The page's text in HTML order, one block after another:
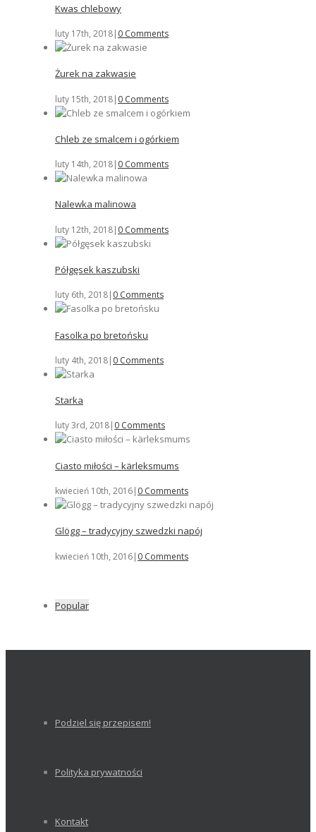
Kwas chlebowy
luty 17th, 2018| 0 Comments
Żurek na zakwasie
luty 15th, 2018| 0 Comments
Chleb ze smalcem i ogórkiem
luty 14th, 2018| 0 Comments
Nalewka malinowa
luty 12th, 2018| 0 Comments
Półgęsek kaszubski
luty 6th, 2018| 0 Comments
Fasolka po bretońsku
luty 4th, 2018| 0 Comments
Starka
luty 3rd, 2018| 0 Comments
Ciasto miłości – kärleksmums
kwiecień 10th, 2016| 0 Comments
Glögg – tradycyjny szwedzki napój
kwiecień 10th, 2016| 0 Comments
Popular
Podziel się przepisem!
Polityka prywatności
Kontakt